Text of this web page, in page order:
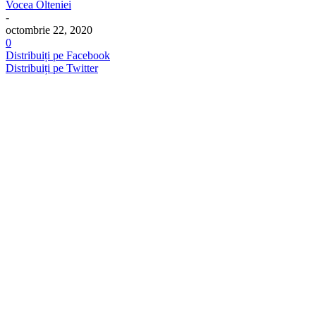
Vocea Olteniei
-
octombrie 22, 2020
0
Distribuiți pe Facebook
Distribuiți pe Twitter